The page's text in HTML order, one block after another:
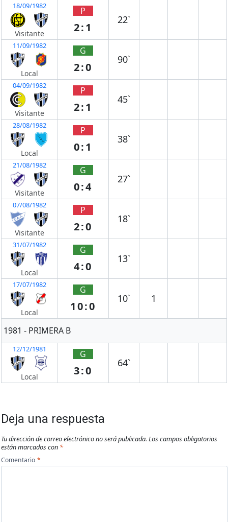
18/09/1982
Visitante
P
2:1
22`
11/09/1982
Local
G
2:0
90`
04/09/1982
Visitante
P
2:1
45`
28/08/1982
Local
P
0:1
38`
21/08/1982
Visitante
G
0:4
27`
07/08/1982
Visitante
P
2:0
18`
31/07/1982
Local
G
4:0
13`
17/07/1982
Local
G
10:0
10` 1
1981 - PRIMERA B
12/12/1981
Local
G
3:0
64`
Deja una respuesta
Tu dirección de correo electrónico no será publicada. Los campos obligatorios
están marcados con *
Comentario *